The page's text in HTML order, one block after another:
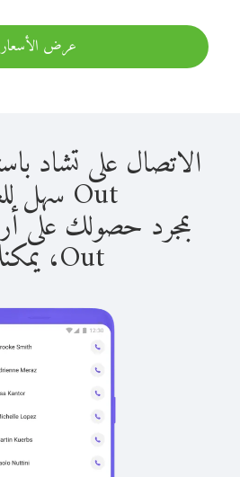
عرض الأسعار
Out سهل للغاية.
Out، يمكنك: